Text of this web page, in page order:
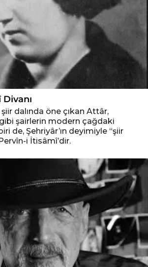
dalında öne çıkan Attâr,
şairlerin modern çağdaki
de, Şehriyâr’ın deyimiyle “şiir
i İtisâmî’dir.